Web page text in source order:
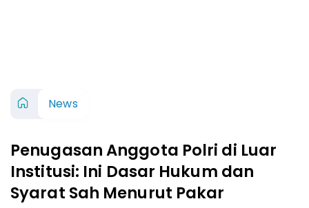
News
Penugasan Anggota Polri di Luar
Institusi: Ini Dasar Hukum dan
Syarat Sah Menurut Pakar